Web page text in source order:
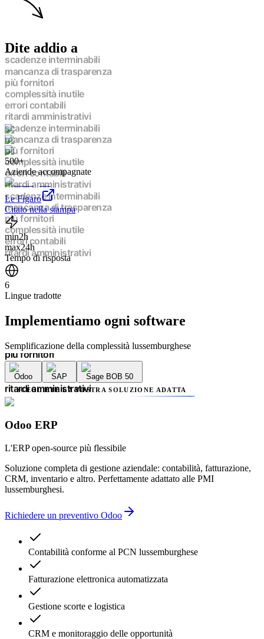
Dite addio a
scadenze interminabili
mancanza di trasparenza
più fornitori
complessità inutile
errori contabili
ritardi amministrativi
scadenze interminabili
mancanza di trasparenza
più fornitori
complessità inutile
errori contabili
ritardi amministrativi
scadenze interminabili
mancanza di trasparenza
più fornitori
complessità inutile
errori contabili
ritardi amministrativi
scadenze interminabili
mancanza di trasparenza
più fornitori
complessità inutile
ritardi amministrativi
mancanza di trasparenza
più fornitori
complessità inutile
errori contabili
ritardi amministrativi
scadenze interminabili
più fornitori
errori contabili
500+
Aziende accompagnate
Le Figaro
Citato nella stampa
min2h
max24h
Tempo di risposta
6
Lingue tradotte
Implementiamo ogni software
Semplificazione della complessità lussemburghese
Odoo SAP Sage BOB 50
SCEGLIETE LA VOSTRA SOLUZIONE ADATTA
Odoo ERP
L'ERP open-source più flessibile
Soluzione completa di gestione aziendale: contabilità, fatturazione,
CRM, inventario e altro. Perfettamente adattato alle PMI
lussemburghesi.
Richiedere un preventivo Odoo
Contabilità conforme al PCN lussemburghese
Fatturazione elettronica automatizzata
Gestione scorte e logistica
CRM e monitoraggio delle opportunità